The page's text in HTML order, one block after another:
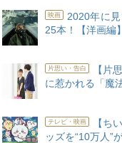
映画
2020年に
25本！【洋画編】
片思い・告白
【片
に惹かれる「魔
テレビ・映画
【ち
ッズを“10万人”